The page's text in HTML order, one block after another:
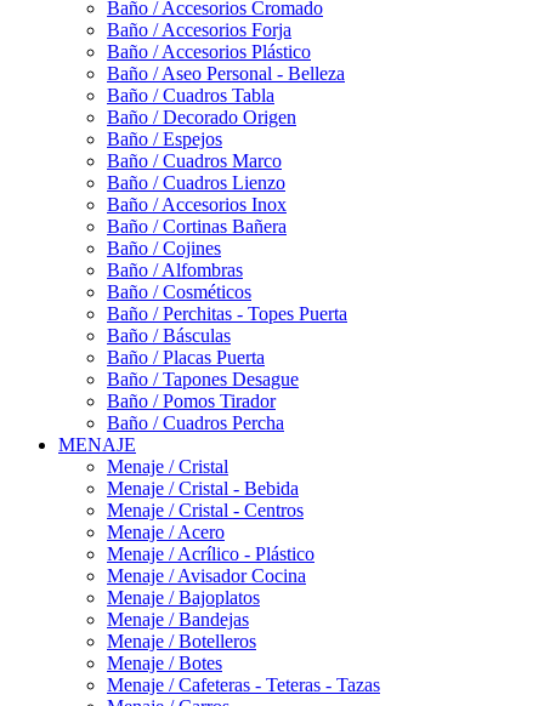
Baño / Accesorios Cromado
Baño / Accesorios Forja
Baño / Accesorios Plástico
Baño / Aseo Personal - Belleza
Baño / Cuadros Tabla
Baño / Decorado Origen
Baño / Espejos
Baño / Cuadros Marco
Baño / Cuadros Lienzo
Baño / Accesorios Inox
Baño / Cortinas Bañera
Baño / Cojines
Baño / Alfombras
Baño / Cosméticos
Baño / Perchitas - Topes Puerta
Baño / Básculas
Baño / Placas Puerta
Baño / Tapones Desague
Baño / Pomos Tirador
Baño / Cuadros Percha
MENAJE
Menaje / Cristal
Menaje / Cristal - Bebida
Menaje / Cristal - Centros
Menaje / Acero
Menaje / Acrílico - Plástico
Menaje / Avisador Cocina
Menaje / Bajoplatos
Menaje / Bandejas
Menaje / Botelleros
Menaje / Botes
Menaje / Cafeteras - Teteras - Tazas